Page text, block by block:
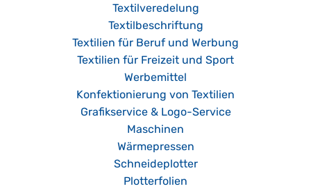
Textilveredelung
Textilbeschriftung
Textilien für Beruf und Werbung
Textilien für Freizeit und Sport
Werbemittel
Konfektionierung von Textilien
Grafikservice & Logo-Service
Maschinen
Wärmepressen
Schneideplotter
Plotterfolien